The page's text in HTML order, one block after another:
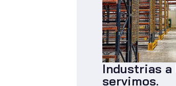
Industrias a
servimos.